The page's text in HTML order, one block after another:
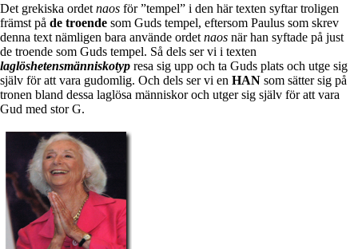
Det grekiska ordet naos för ”tempel” i den här texten syftar troligen
främst på de troende som Guds tempel, eftersom Paulus som skrev
denna text nämligen bara använde ordet naos när han syftade på just
de troende som Guds tempel. Så dels ser vi i texten
laglöshetensmänniskotyp resa sig upp och ta Guds plats och utge sig
själv för att vara gudomlig. Och dels ser vi en HAN som sätter sig på
tronen bland dessa laglösa människor och utger sig själv för att vara
Gud med stor G.